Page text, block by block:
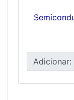
Adicionar: